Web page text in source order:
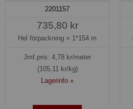
2201157
735,80 kr
Hel förpackning = 1*154 m
Jmf.pris: 4,78 kr/meter
(105,11 kr/kg)
Lagerinfo »